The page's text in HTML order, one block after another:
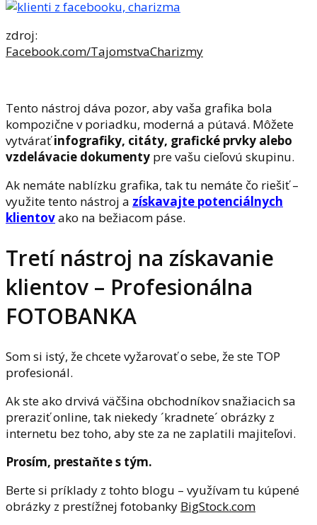
zdroj:
Facebook.com/TajomstvaCharizmy
Tento nástroj dáva pozor, aby vaša grafika bola
kompozične v poriadku, moderná a pútavá. Môžete
vytváraťinfografiky, citáty, grafické prvky alebo
vzdelávacie dokumenty pre vašu cieľovú skupinu.
Ak nemáte nablízku grafika, tak tu nemáte čo riešiť –
využite tento nástroj a získavajte potenciálnych
klientovako na bežiacom páse.
Tretí nástroj na získavanie
klientov – Profesionálna
FOTOBANKA
Som si istý, že chcete vyžarovať o sebe, že ste TOP
profesionál.
Ak ste ako drvivá väčšina obchodníkov snažiacich sa
preraziť online, tak niekedy ´kradnete´ obrázky z
internetu bez toho, aby ste za ne zaplatili majiteľovi.
Prosím, prestaňte s tým.
Berte si príklady z tohto blogu – využívam tu kúpené
obrázky z prestížnej fotobanky BigStock.com